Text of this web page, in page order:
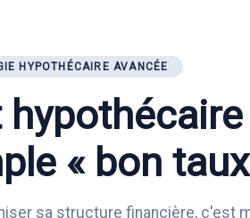
HYPOTHÉCAIRE AVANCÉE
« bon
sa structure financière, c'est